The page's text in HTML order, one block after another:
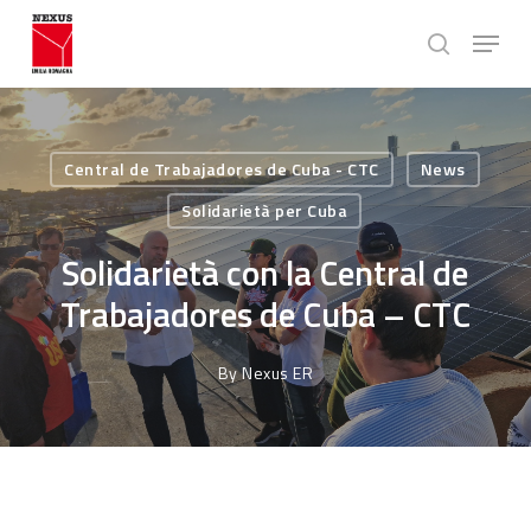
Skip
main
content
search
Menu
Central de Trabajadores de Cuba - CTC
News
Solidarietà per Cuba
Solidarietà con la Central de
Trabajadores de Cuba – CTC
ByNexus ER